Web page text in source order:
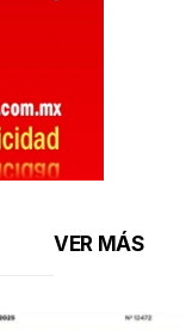
VER MÁS